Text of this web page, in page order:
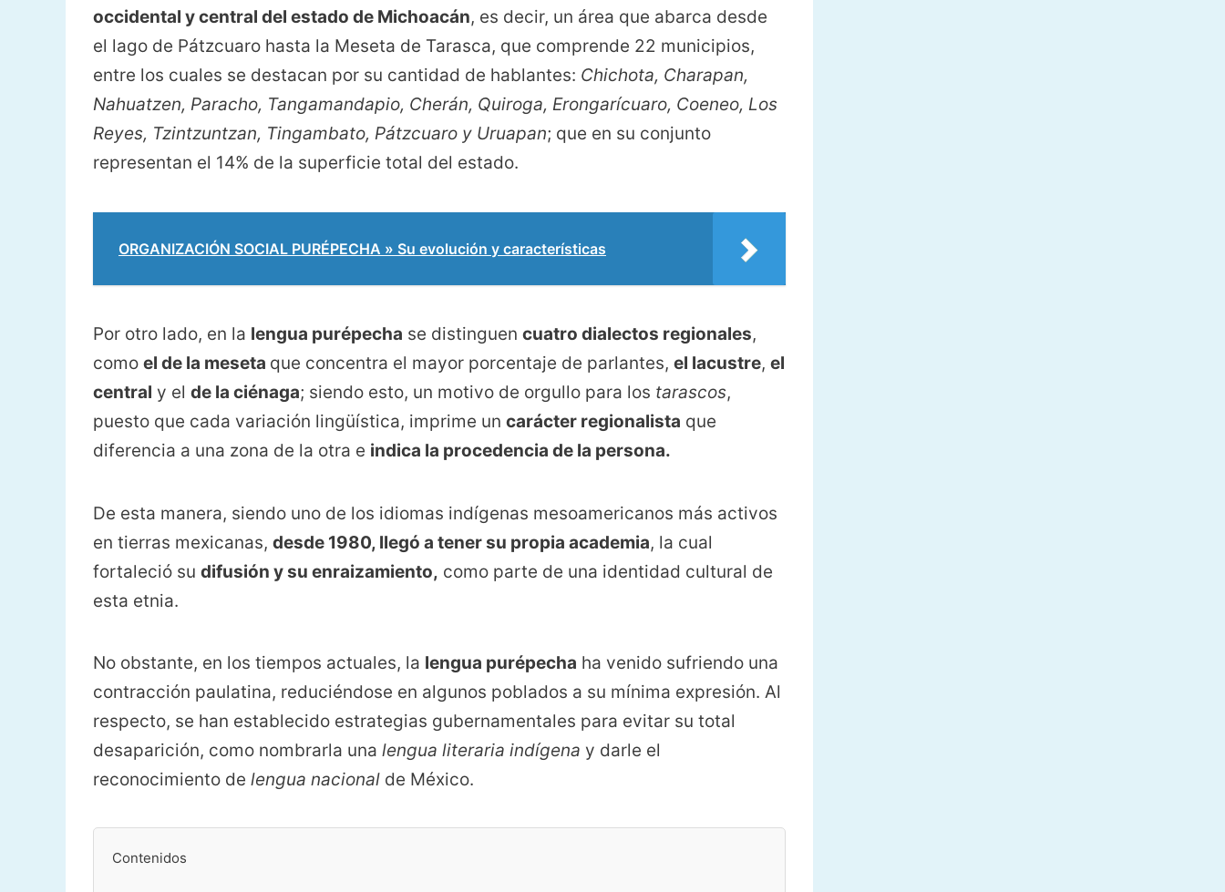
occidental y central del estado de Michoacán, es decir, un área que abarca desde
el lago de Pátzcuaro hasta la Meseta de Tarasca, que comprende 22 municipios,
entre los cuales se destacan por su cantidad de hablantes: Chichota, Charapan,
Nahuatzen, Paracho, Tangamandapio, Cherán, Quiroga, Erongarícuaro, Coeneo, Los
Reyes, Tzintzuntzan, Tingambato, Pátzcuaro y Uruapan; que en su conjunto
representan el 14% de la superficie total del estado.
ORGANIZACIÓN SOCIAL PURÉPECHA » Su evolución y características
Por otro lado, en la lengua purépecha se distinguen cuatro dialectos regionales,
como el de la meseta que concentra el mayor porcentaje de parlantes, el lacustre, el
central y el de la ciénaga; siendo esto, un motivo de orgullo para los tarascos,
puesto que cada variación lingüística, imprime un carácter regionalista que
diferencia a una zona de la otra e indica la procedencia de la persona.
De esta manera, siendo uno de los idiomas indígenas mesoamericanos más activos
en tierras mexicanas, desde 1980, llegó a tener su propia academia, la cual
fortaleció su difusión y su enraizamiento, como parte de una identidad cultural de
esta etnia.
No obstante, en los tiempos actuales, la lengua purépecha ha venido sufriendo una
contracción paulatina, reduciéndose en algunos poblados a su mínima expresión. Al
respecto, se han establecido estrategias gubernamentales para evitar su total
desaparición, como nombrarla una lengua literaria indígena y darle el
reconocimiento de lengua nacional de México.
Contenidos